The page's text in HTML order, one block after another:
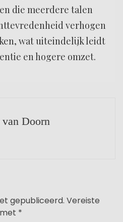
die meerdere talen
verhogen
wat uiteindelijk leidt
en hogere omzet.
Doorn
gepubliceerd. Vereiste
*